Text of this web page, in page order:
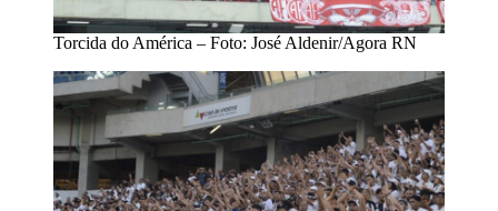
Torcida do América – Foto: José Aldenir/Agora RN